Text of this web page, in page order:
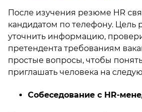
После изучения резюме HR
кандидатом по телефону. Цель
уточнить информацию,
претендента требованиям
простые вопросы, чтобы
приглашать человека на
Собеседование с HR-